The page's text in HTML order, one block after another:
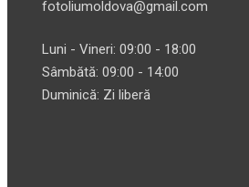
fotoliumoldova@gmail.com
Luni - Vineri: 09:00 - 18:00
Sâmbătă: 09:00 - 14:00
Duminică: Zi liberă